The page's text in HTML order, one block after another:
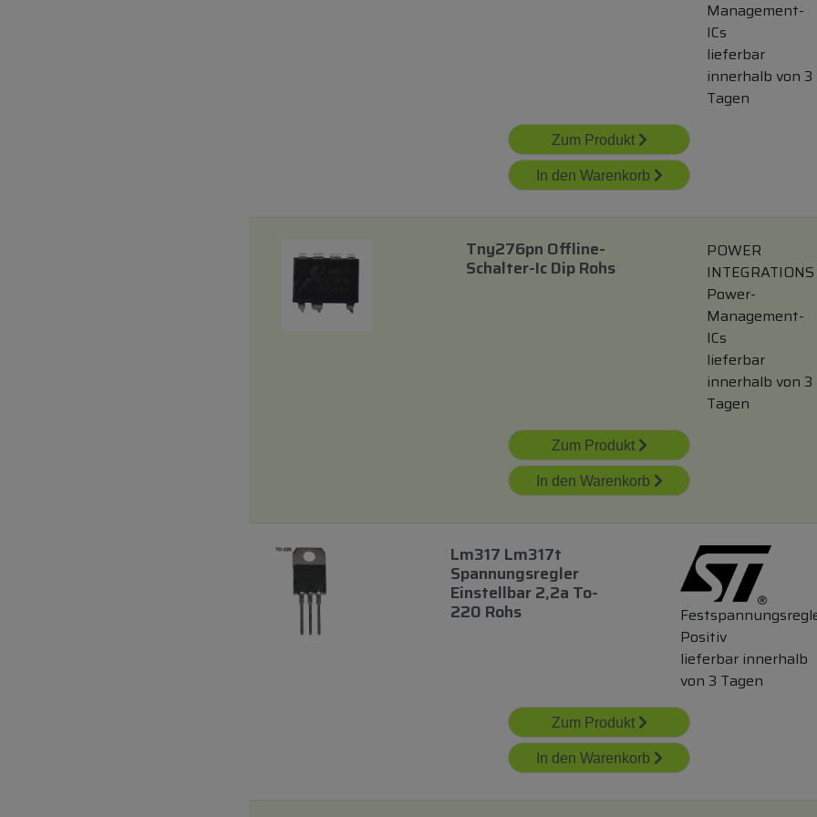
Management-
ICs
lieferbar
innerhalb von 3
Tagen
Zum Produkt
In den Warenkorb
Tny276pn Offline-
Schalter-Ic Dip Rohs
POWER
INTEGRATIONS
Power-
Management-
ICs
lieferbar
innerhalb von 3
Tagen
Zum Produkt
In den Warenkorb
Lm317 Lm317t
Spannungsregler
Einstellbar 2,2a To-
220 Rohs
Positiv
lieferbar innerhalb
von 3 Tagen
Zum Produkt
In den Warenkorb